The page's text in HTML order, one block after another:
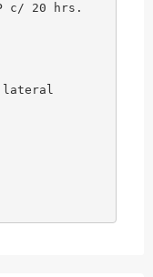
c/ 20 hrs.
lateral